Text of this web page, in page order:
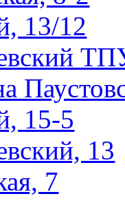
13/12
15-5
13
7